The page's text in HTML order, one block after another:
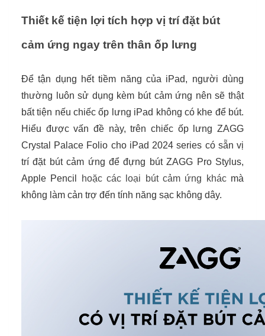
Thiết kế tiện lợi tích hợp vị trí đặt bút
cảm ứng ngay trên thân ốp lưng
Để tận dụng hết tiềm năng của iPad, người dùng
thường luôn sử dụng kèm bút cảm ứng nên sẽ thật
bất tiện nếu chiếc ốp lưng iPad không có khe để bút.
Hiểu được vấn đề này, trên chiếc ốp lưng ZAGG
Crystal Palace Folio cho iPad 2024 series có sẵn vị
trí đặt bút cảm ứng để đựng bút ZAGG Pro Stylus,
Apple Pencil
hoặc các loại bút cảm ứng khácmà
không làm cản trợ đến tính năng sạc không dây.